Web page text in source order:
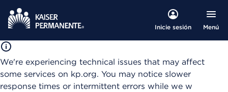
Inicie sesión Menú
We're experiencing technical issues that may affect
some services on kp.org. You may notice slower
response times or intermittent errors while we w